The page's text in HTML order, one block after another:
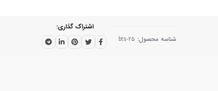
شناسه محصول: bts-25
اشتراک گذاری